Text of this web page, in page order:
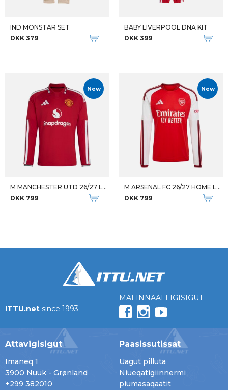
IND MONSTAR SET
DKK 379
BABY LIVERPOOL DNA KIT
DKK 399
New
M MANCHESTER UTD 26/27 LS HOME
DKK 799
New
M ARSENAL FC 26/27 HOME LS JSY
DKK 799
ITTU.net since 1993
MALINNAAFFIGISIGUT
Attavigisigut
Imaneq 1
3900 Nuuk - Grønland
+299 382010
Paasissutissat
Uagut pilluta
Niueqatigiinnermi
piumasaqaatit